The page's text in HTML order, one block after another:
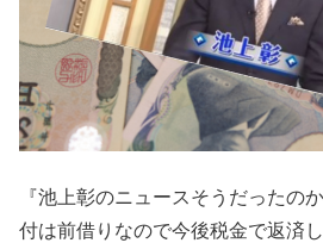
『池上彰のニュースそうだったの
付は前借りなので今後税金で返済